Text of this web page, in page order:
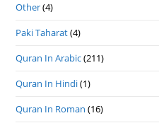
Other(4)
Paki Taharat(4)
Quran In Arabic(211)
Quran In Hindi(1)
Quran In Roman (16)